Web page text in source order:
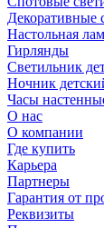
Декоративные
Настольная
Гирлянды
Светильник
Ночник
Часы
О нас
О компании
Где купить
Карьера
Партнеры
Гарантия от
Реквизиты